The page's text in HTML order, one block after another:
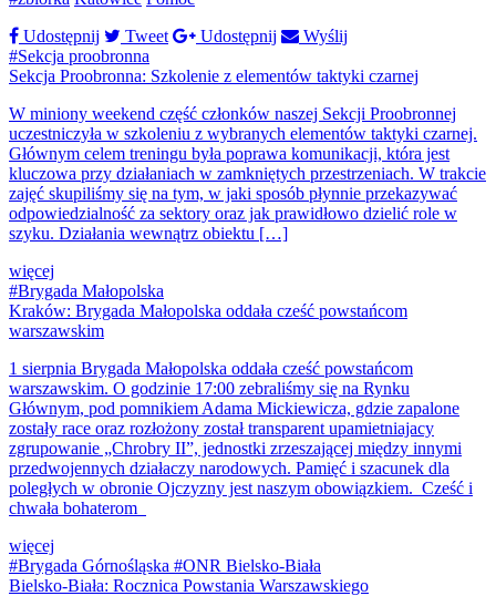
Udostępnij
Tweet Udostępnij
Wyślij
#Sekcja proobronna
Sekcja Proobronna: Szkolenie z elementów taktyki czarnej
W miniony weekend część członków naszej Sekcji Proobronnej
uczestniczyła w szkoleniu z wybranych elementów taktyki czarnej.
Głównym celem treningu była poprawa komunikacji, która jest
kluczowa przy działaniach w zamkniętych przestrzeniach. W trakcie
zajęć skupiliśmy się na tym, w jaki sposób płynnie przekazywać
odpowiedzialność za sektory oraz jak prawidłowo dzielić role w
szyku. Działania wewnątrz obiektu […]
więcej
#Brygada Małopolska
Kraków: Brygada Małopolska oddała cześć powstańcom
warszawskim
1 sierpnia Brygada Małopolska oddała cześć powstańcom
warszawskim. O godzinie 17:00 zebraliśmy się na Rynku
Głównym, pod pomnikiem Adama Mickiewicza, gdzie zapalone
zostały race oraz rozłożony został transparent upamietniajacy
zgrupowanie „Chrobry II”, jednostki zrzeszającej między innymi
przedwojennych działaczy narodowych. Pamięć i szacunek dla
poległych w obronie Ojczyzny jest naszym obowiązkiem. Cześć i
chwała bohaterom
więcej
#Brygada Górnośląska #ONR Bielsko-Biała
Bielsko-Biała: Rocznica Powstania Warszawskiego